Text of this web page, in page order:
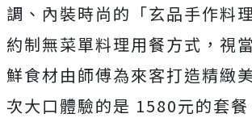
調、內裝時尚的「玄品手作料
約制無菜單料理用餐方式，視
鮮食材由師傅為來客打造精緻
次大口體驗的是 1580元的套